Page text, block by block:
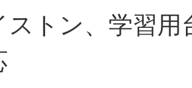
ストン、学習用